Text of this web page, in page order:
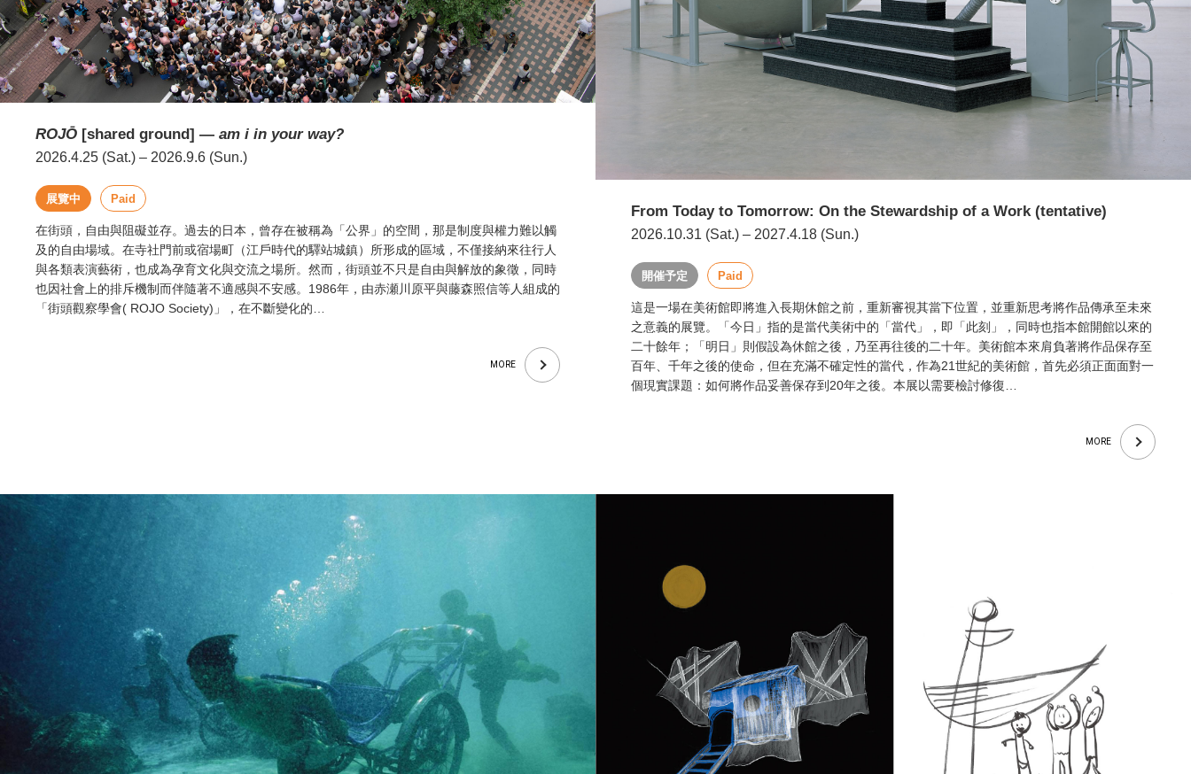
ROJŌ [shared ground] ― am i in your way?
2026.4.25 (Sat.) – 2026.9.6 (Sun.)
展覽中 Paid
在街頭，自由與阻礙並存。過去的日本，曾存在被稱為「公界」的空間，那是制度與權力難以觸
及的自由場域。在寺社門前或宿場町（江戶時代的驛站城鎮）所形成的區域，不僅接納來往行人
與各類表演藝術，也成為孕育文化與交流之場所。然而，街頭並不只是自由與解放的象徵，同時
也因社會上的排斥機制而伴隨著不適感與不安感。1986年，由赤瀬川原平與藤森照信等人組成的
「街頭觀察學會( ROJO Society)」，在不斷變化的…
MORE
From Today to Tomorrow: On the Stewardship of a Work (tentative)
2026.10.31 (Sat.) – 2027.4.18 (Sun.)
開催予定 Paid
這是一場在美術館即將進入長期休館之前，重新審視其當下位置，並重新思考將作品傳承至未來
之意義的展覽。「今日」指的是當代美術中的「當代」，即「此刻」，同時也指本館開館以來的
二十餘年；「明日」則假設為休館之後，乃至再往後的二十年。美術館本來肩負著將作品保存至
百年、千年之後的使命，但在充滿不確定性的當代，作為21世紀的美術館，首先必須正面面對一
個現實課題：如何將作品妥善保存到20年之後。本展以需要檢討修復…
MORE